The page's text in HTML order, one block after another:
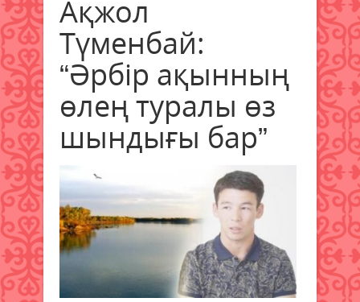
Ақжол
Түменбай:
“Әрбір ақынның
өлең туралы өз
шындығы бар”